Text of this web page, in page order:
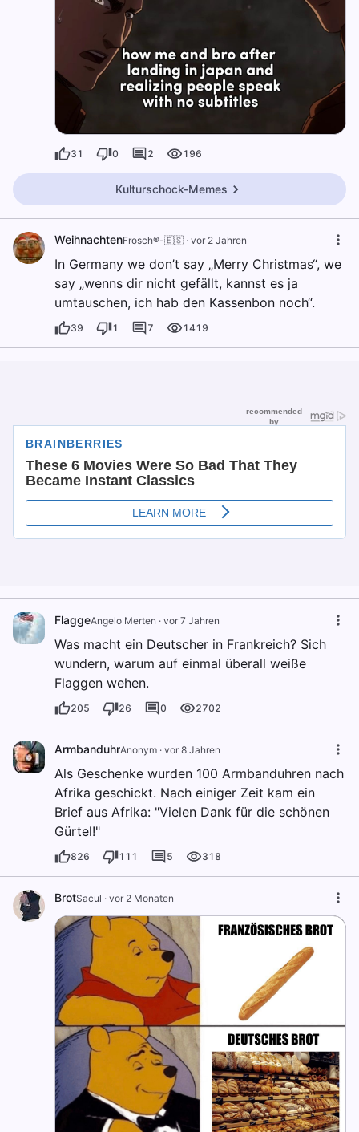
31 0 2 196
Kulturschock-Memes
WeihnachtenFrosch®-🇪🇸 · vor 2 Jahren
In Germany we don’t say „Merry Christmas“, we
say „wenns dir nicht gefällt, kannst es ja
umtauschen, ich hab den Kassenbon noch“.
39 1 7 1419
FlaggeAngelo Merten · vor 7 Jahren
Was macht ein Deutscher in Frankreich? Sich
wundern, warum auf einmal überall weiße
Flaggen wehen.
205 26 0 2702
ArmbanduhrAnonym · vor 8 Jahren
Als Geschenke wurden 100 Armbanduhren nach
Afrika geschickt. Nach einiger Zeit kam ein
Brief aus Afrika: "Vielen Dank für die schönen
Gürtel!"
826 111 5 318
BrotSacul · vor 2 Monaten